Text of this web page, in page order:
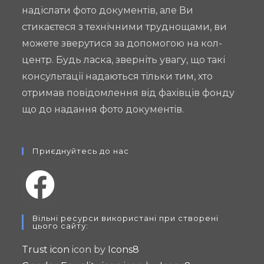
надіслати фото документів, але Ви
стикаєтеся з технічними труднощами, ви
можете зверутися за допомогою на кол-
центр. Будь ласка, зверніть увагу, що такі
консультації надаються тільки тим, хто
отримав повідомлення від фахівців фонду
що до надання фото документів.
Приєднуйтесь до нас
new
Вільні ресурси використані при створені
цього сайту:
Trust icon icon by Icons8